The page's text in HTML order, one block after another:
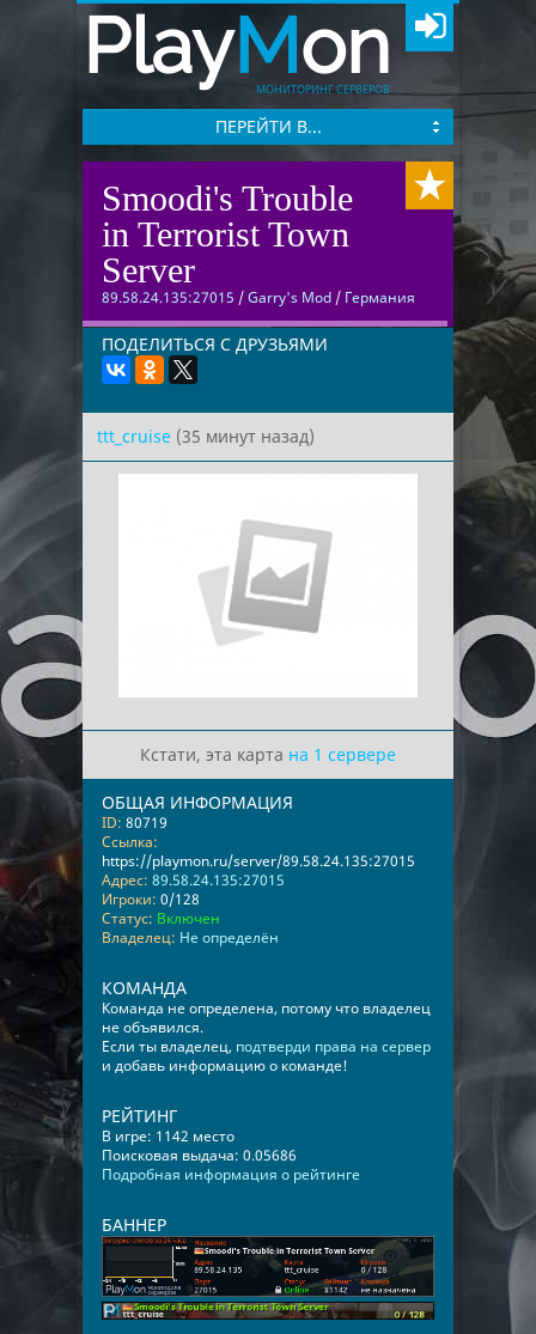
PlayMon
МОНИТОРИНГ СЕРВЕРОВ
ПЕРЕЙТИ В...
Smoodi's Trouble
in Terrorist Town
Server
89.58.24.135:27015 /Garry's Mod / Германия
ПОДЕЛИТЬСЯ С ДРУЗЬЯМИ
ttt_cruise (35 минут назад)
Кстати, эта карта на 1 сервере
ОБЩАЯ ИНФОРМАЦИЯ
ID: 80719
Ссылка:
https://playmon.ru/server/89.58.24.135:27015
Адрес: 89.58.24.135:27015
Игроки: 0/128
Статус: Включен
Владелец: Не определён
КОМАНДА
Команда не определена, потому что владелец
не объявился.
Если ты владелец, подтверди права на сервер
и добавь информацию о команде!
РЕЙТИНГ
В игре: 1142 место
Поисковая выдача: 0.05686
Подробная информация о рейтинге
БАННЕР